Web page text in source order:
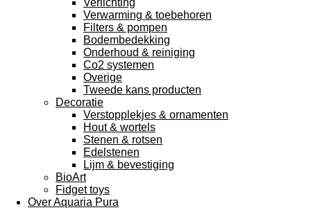
Verlichting
Verwarming & toebehoren
Filters & pompen
Bodembedekking
Onderhoud & reiniging
Co2 systemen
Overige
Tweede kans producten
Decoratie
Verstopplekjes & ornamenten
Hout & wortels
Stenen & rotsen
Edelstenen
Lijm & bevestiging
BioArt
Fidget toys
Over Aquaria Pura